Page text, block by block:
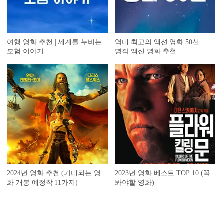
여행 영화 추천 | 세계를 누비는
모험 이야기
역대 최고의 액션 영화 50선 |
명작 액션 영화 추천
2024년 영화 추천 (기대되는 영
화 개봉 예정작 11가지)
2023년 영화 베스트 TOP 10 (꼭
봐야할 영화)